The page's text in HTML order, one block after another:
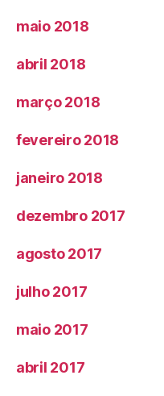
maio 2018
abril 2018
março 2018
fevereiro 2018
janeiro 2018
dezembro 2017
agosto 2017
julho 2017
maio 2017
abril 2017